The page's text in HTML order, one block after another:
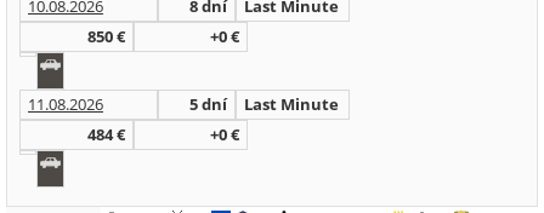
10.08.2026 8 dní
Last Minute
850 €
+0 €
11.08.2026 5 dní
Last Minute
484 €
+0 €